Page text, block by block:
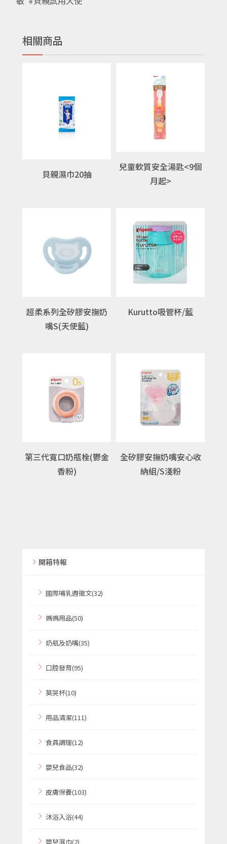
相關商品
貝親濕巾20抽
兒童軟質安全湯匙<9個
月起>
超柔系列全矽膠安撫奶
嘴S(天使藍)
Kurutto吸管杯/藍
第三代寬口奶瓶栓(鬱金
香粉)
全矽膠安撫奶嘴安心收
納組/S淺粉
開箱特報
國際哺乳週徵文(32)
媽媽用品(50)
奶瓶及奶嘴(35)
口腔發育(95)
莫哭杯(10)
用品清潔(111)
食具調理(12)
嬰兒食品(32)
皮膚保養(103)
沐浴入浴(44)
嬰兒濕巾(2)